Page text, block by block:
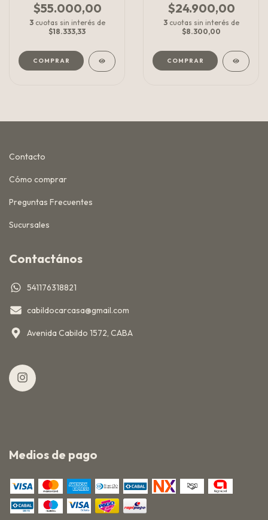
$55.000,00
3 cuotas sin interés de
$18.333,33
$24.900,00
3 cuotas sin interés de
$8.300,00
Contacto
Cómo comprar
Preguntas Frecuentes
Sucursales
Contactános
541176318821
cabildocarcasa@gmail.com
Avenida Cabildo 1572, CABA
Medios de pago